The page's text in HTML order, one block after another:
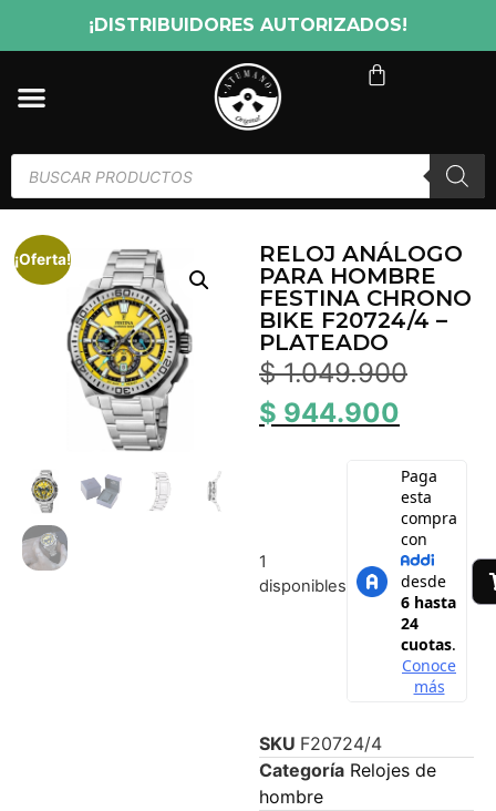
¡DISTRIBUIDORES AUTORIZADOS!
¡Oferta!
RELOJ ANÁLOGO
PARA HOMBRE
FESTINA CHRONO
BIKE F20724/4 –
PLATEADO
$1.049.900
$ 944.900
1
disponibles
SKU F20724/4
Categoría Relojes de
hombre